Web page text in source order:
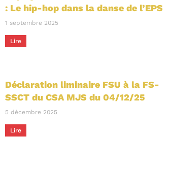
: Le hip-hop dans la danse de l’EPS
1 septembre 2025
Lire
Déclaration liminaire FSU à la FS-
SSCT du CSA MJS du 04/12/25
5 décembre 2025
Lire